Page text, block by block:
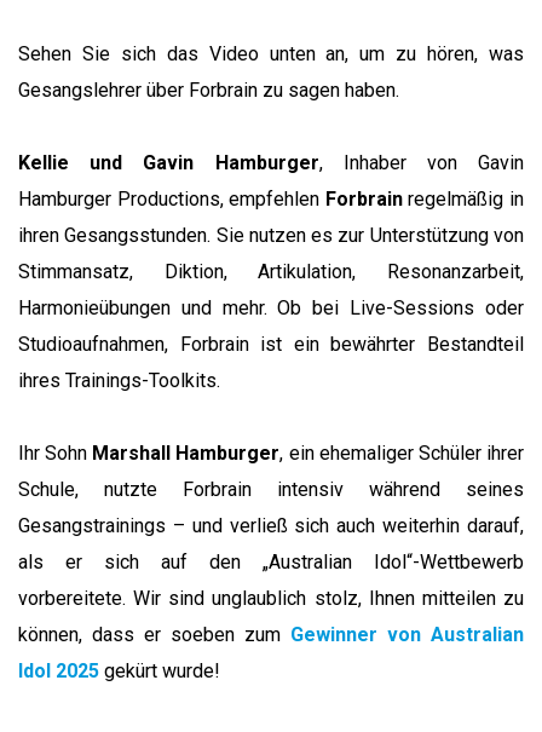
Sehen Sie sich das Video unten an, um zu hören, was
Gesangslehrer über Forbrain zu sagen haben.
Kellie und Gavin Hamburger, Inhaber von Gavin
Hamburger Productions, empfehlen Forbrainregelmäßig in
ihren Gesangsstunden. Sie nutzen es zur Unterstützung von
Stimmansatz, Diktion, Artikulation, Resonanzarbeit,
Harmonieübungen und mehr. Ob bei Live-Sessions oder
Studioaufnahmen, Forbrain ist ein bewährter Bestandteil
ihres Trainings-Toolkits.
Ihr Sohn Marshall Hamburger, ein ehemaliger Schüler ihrer
Schule, nutzte Forbrain intensiv während seines
Gesangstrainings – und verließ sich auch weiterhin darauf,
als er sich auf den „Australian Idol“-Wettbewerb
vorbereitete. Wir sind unglaublich stolz, Ihnen mitteilen zu
können, dass er soeben zum Gewinner von Australian
Idol 2025 gekürt wurde!